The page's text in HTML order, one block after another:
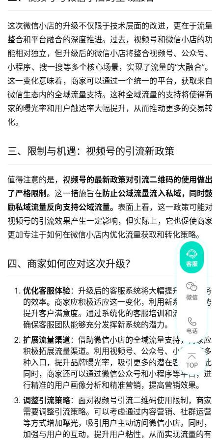
这次微信小店的升级不仅限于技术层面的改进，更在于流量
整合和平台融合的深度推进。过去，视频号和微信小店的功
能相对独立，但升级后的微信小店将整合视频号、公众号、
小程序、搜一搜等多个核心场景，实现了流量的“大融合”。
这一变化意味着，商家可以通过一个统一的平台，获取来自
微信生态内的全域流量支持。这种全域流量的支持将使得商
家的曝光率和用户触达率大幅提升，从而推动更多的交易转
化。
三、限制与机遇：视频号的引流新政策
值得注意的是，视频号的最新政策对引流二维码的使用做出
了严格限制。这一措施旨在 防止公域流量流入私域，同时鼓
励私域流量反向支持公域流量。表面上看，这一政策可能对
视频号的引流效果产生一定影响，但实际上，它也促使商家
更加专注于如何在微信小店内优化流量获取和转化策略。
四、商家如何应对这次升级？
优化客服体验：升级后的客服系统将大幅提升客户服务
的效率。商家应积极适应这一变化，利用新系统的优势
提升客户满意度。通过系统化的客服培训和流程优化，
确保客服团队能够充分发挥新系统的潜力。
扩展流量渠道：借助微信小店的全域流量支持，商家应
积极拓展流量渠道。利用视频号、公众号、小程序等多
种入口，提升品牌曝光率，吸引更多的潜在客户。与此
同时，商家还可以通过微信公众号和小程序等平台，进
行精准的用户画像分析和精准营销，提高营销效果。
调整引流策略：面对视频号引流二维码使用限制，商家
需要调整引流策略。可以考虑通过内容营销、社群运营
等方式增加曝光，吸引用户主动访问微信小店。同时，
加强与用户的互动，提升用户粘性，从而实现流量的有